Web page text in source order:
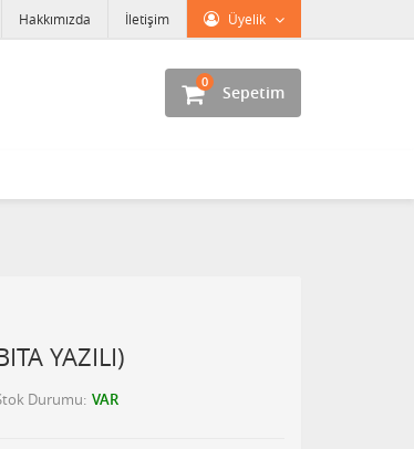
Üyelik
Hakkımızda İletişim
Sepetim
0
YAZILI)
Durumu VAR